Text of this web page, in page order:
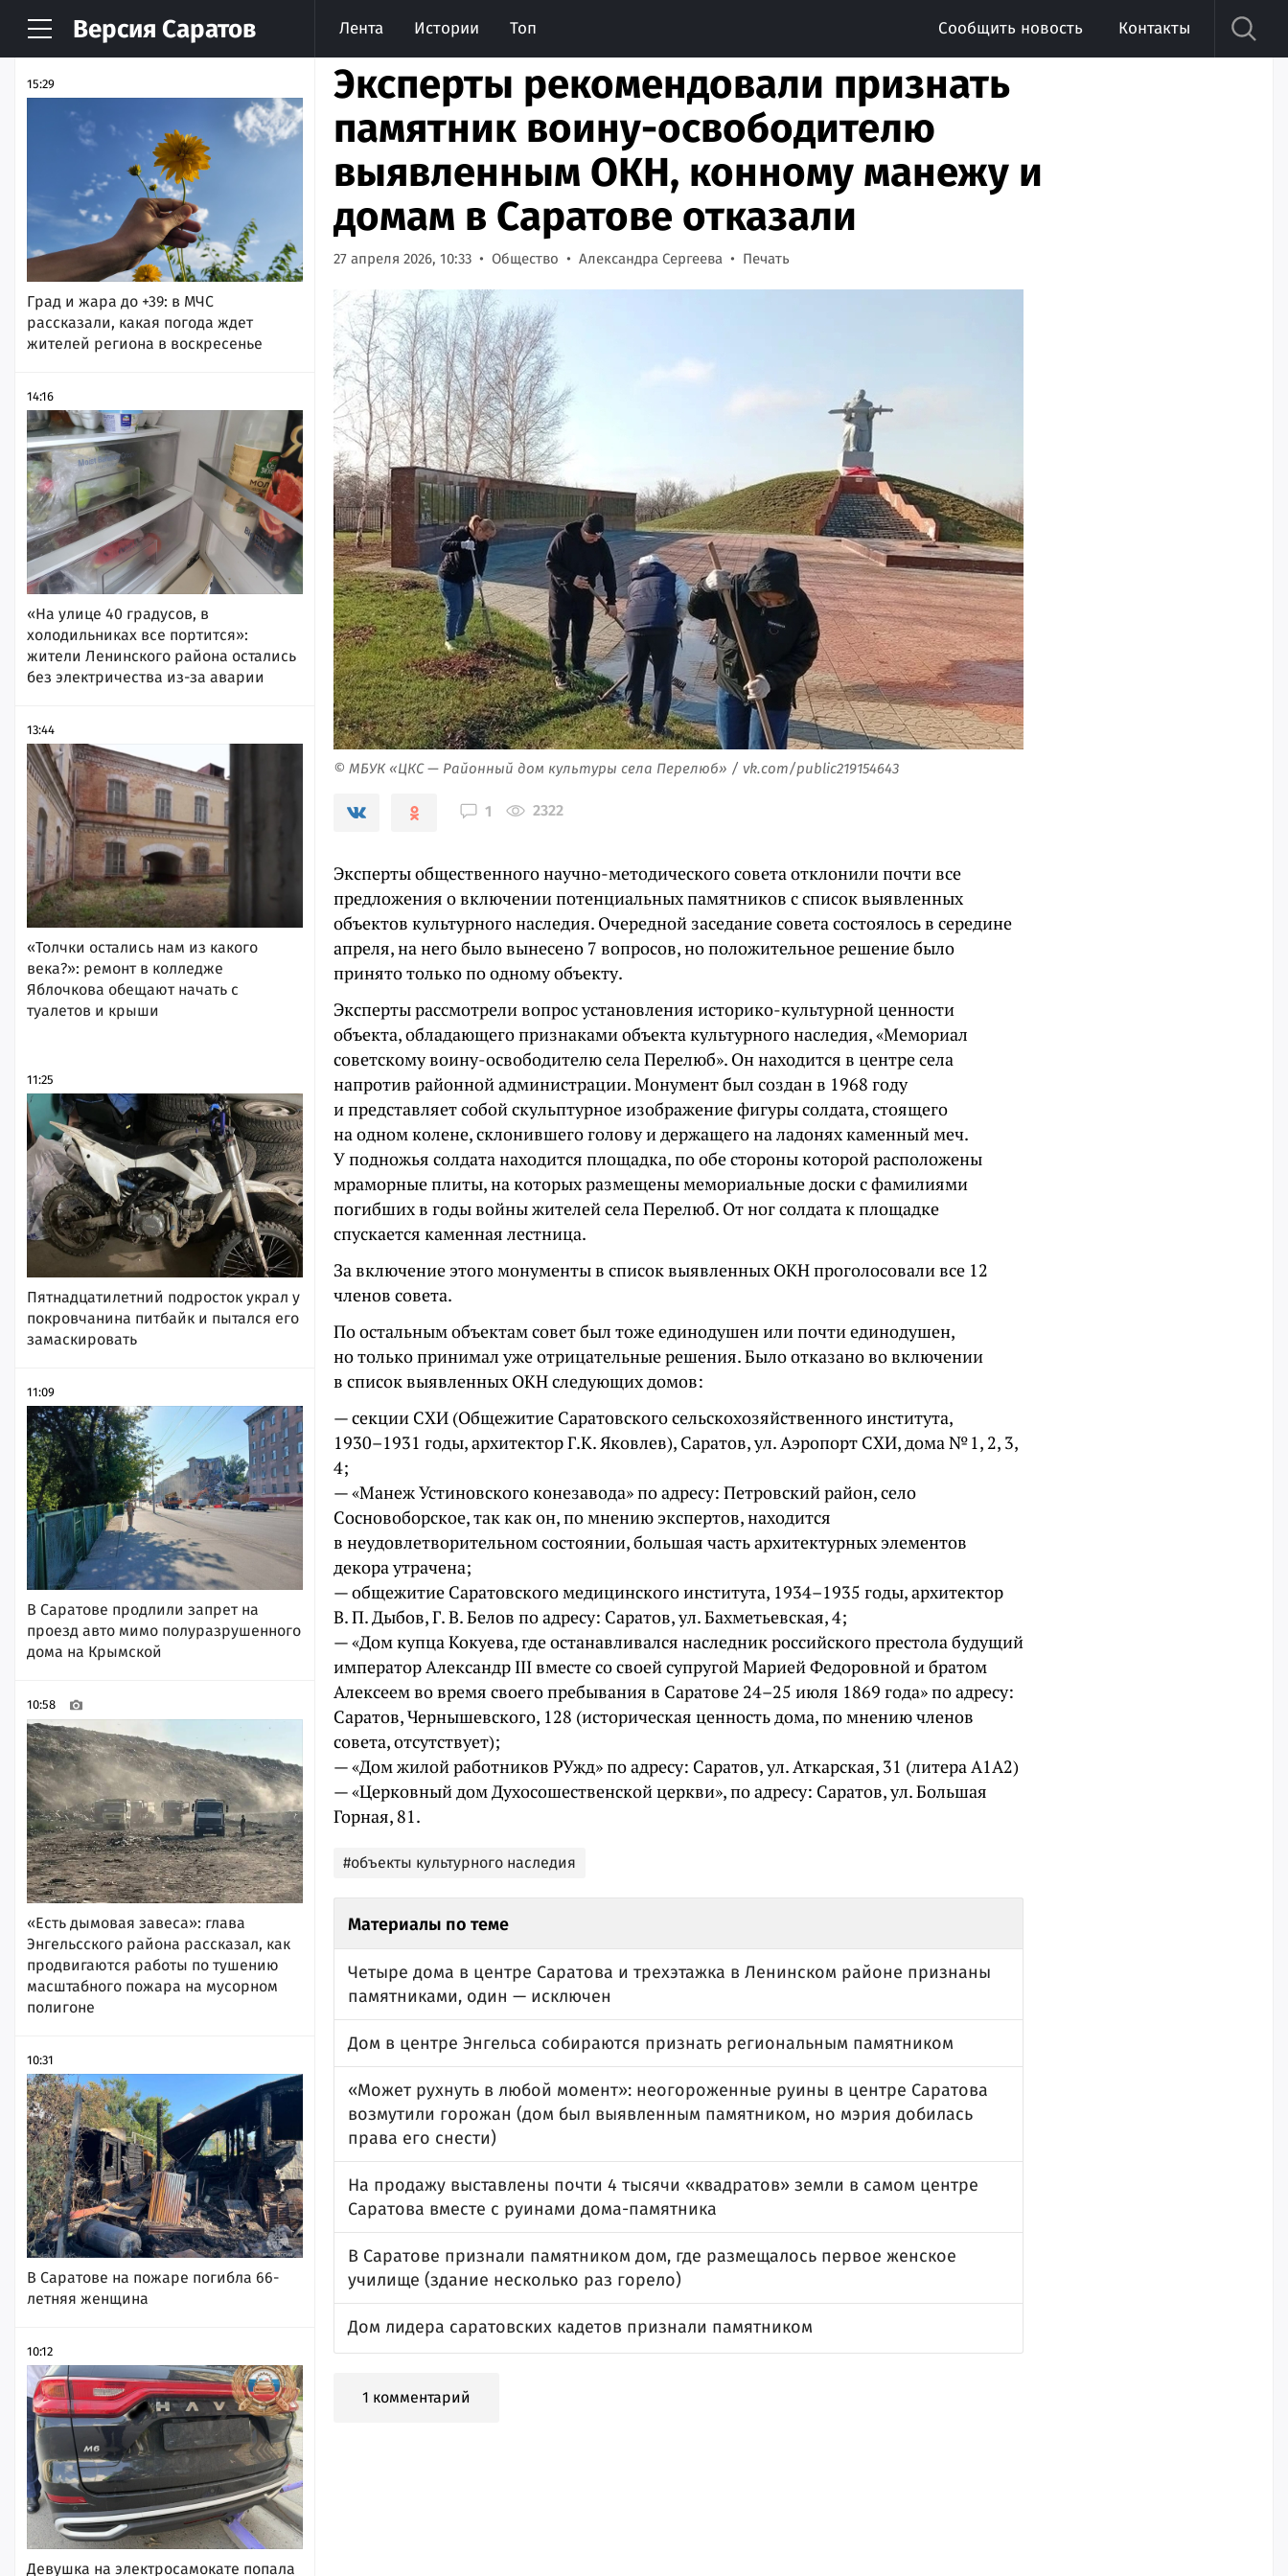
Версия Саратов Лента Истории Топ Сообщить новость Контакты
НОВОСТИ АРХИВ
15:29
Град и жара до +39: в МЧС
рассказали, какая погода ждет
жителей региона в воскресенье
14:16
«На улице 40 градусов, в
холодильниках все портится»:
жители Ленинского района остались
без электричества из-за аварии
13:44
«Толчки остались нам из какого
века?»: ремонт в колледже
Яблочкова обещают начать с
туалетов и крыши
11:25
Пятнадцатилетний подросток украл у
покровчанина питбайк и пытался его
замаскировать
11:09
В Саратове продлили запрет на
проезд авто мимо полуразрушенного
дома на Крымской
10:58
«Есть дымовая завеса»: глава
Энгельсского района рассказал, как
продвигаются работы по тушению
масштабного пожара на мусорном
полигоне
10:31
В Саратове на пожаре погибла 66-
летняя женщина
10:12
Девушка на электросамокате попала
Эксперты рекомендовали признать
памятник воину-освободителю
выявленным ОКН, конному манежу и
домам в Саратове отказали
27 апреля 2026, 10:33 Общество Александра Сергеева Печать
© МБУК «ЦКС — Районный дом культуры села Перелюб» / vk.com/public219154643
1 2322
Эксперты общественного научно-методического совета отклонили почти все
предложения о включении потенциальных памятников с список выявленных
объектов культурного наследия. Очередной заседание совета состоялось в середине
апреля, на него было вынесено 7 вопросов, но положительное решение было
принято только по одному объекту.
Эксперты рассмотрели вопрос установления историко-культурной ценности
объекта, обладающего признаками объекта культурного наследия, «Мемориал
советскому воину-освободителю села Перелюб». Он находится в центре села
напротив районной администрации. Монумент был создан в 1968 году
и представляет собой скульптурное изображение фигуры солдата, стоящего
на одном колене, склонившего голову и держащего на ладонях каменный меч.
У подножья солдата находится площадка, по обе стороны которой расположены
мраморные плиты, на которых размещены мемориальные доски с фамилиями
погибших в годы войны жителей села Перелюб. От ног солдата к площадке
спускается каменная лестница.
За включение этого монументы в список выявленных ОКН проголосовали все 12
членов совета.
По остальным объектам совет был тоже единодушен или почти единодушен,
но только принимал уже отрицательные решения. Было отказано во включении
в список выявленных ОКН следующих домов:
— секции СХИ (Общежитие Саратовского сельскохозяйственного института,
1930–1931 годы, архитектор Г.К. Яковлев), Саратов, ул. Аэропорт СХИ, дома № 1, 2, 3,
4;
— «Манеж Устиновского конезавода» по адресу: Петровский район, село
Сосновоборское, так как он, по мнению экспертов, находится
в неудовлетворительном состоянии, большая часть архитектурных элементов
декора утрачена;
— общежитие Саратовского медицинского института, 1934–1935 годы, архитектор
В. П. Дыбов, Г. В. Белов по адресу: Саратов, ул. Бахметьевская, 4;
— «Дом купца Кокуева, где останавливался наследник российского престола будущий
император Александр III вместе со своей супругой Марией Федоровной и братом
Алексеем во время своего пребывания в Саратове 24–25 июля 1869 года» по адресу:
Саратов, Чернышевского, 128 (историческая ценность дома, по мнению членов
совета, отсутствует);
— «Дом жилой работников РУжд» по адресу: Саратов, ул. Аткарская, 31 (литера А1A2)
— «Церковный дом Духосошественской церкви», по адресу: Саратов, ул. Большая
Горная, 81.
#объекты культурного наследия
Материалы по теме
Четыре дома в центре Саратова и трехэтажка в Ленинском районе признаны
памятниками, один — исключен
Дом в центре Энгельса собираются признать региональным памятником
«Может рухнуть в любой момент»: неогороженные руины в центре Саратова
возмутили горожан (дом был выявленным памятником, но мэрия добилась
права его снести)
На продажу выставлены почти 4 тысячи «квадратов» земли в самом центре
Саратова вместе с руинами дома-памятника
В Саратове признали памятником дом, где размещалось первое женское
училище (здание несколько раз горело)
Дом лидера саратовских кадетов признали памятником
1 комментарий